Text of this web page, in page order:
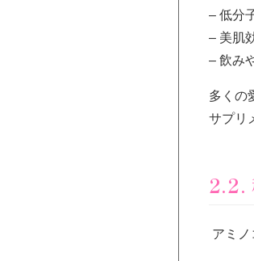
– 低分
– 美肌
– 飲み
多くの
サプリ
2.2.
アミ